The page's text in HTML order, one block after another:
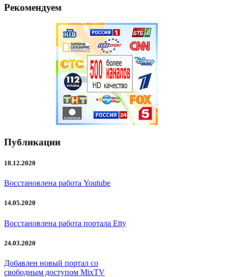
Рекомендуем
Публикации
18.12.2020
Восстановлена работа Youtube
14.05.2020
Восстановлена работа портала Etty
24.03.2020
Добавлен новый портал со
свободным доступом MixTV